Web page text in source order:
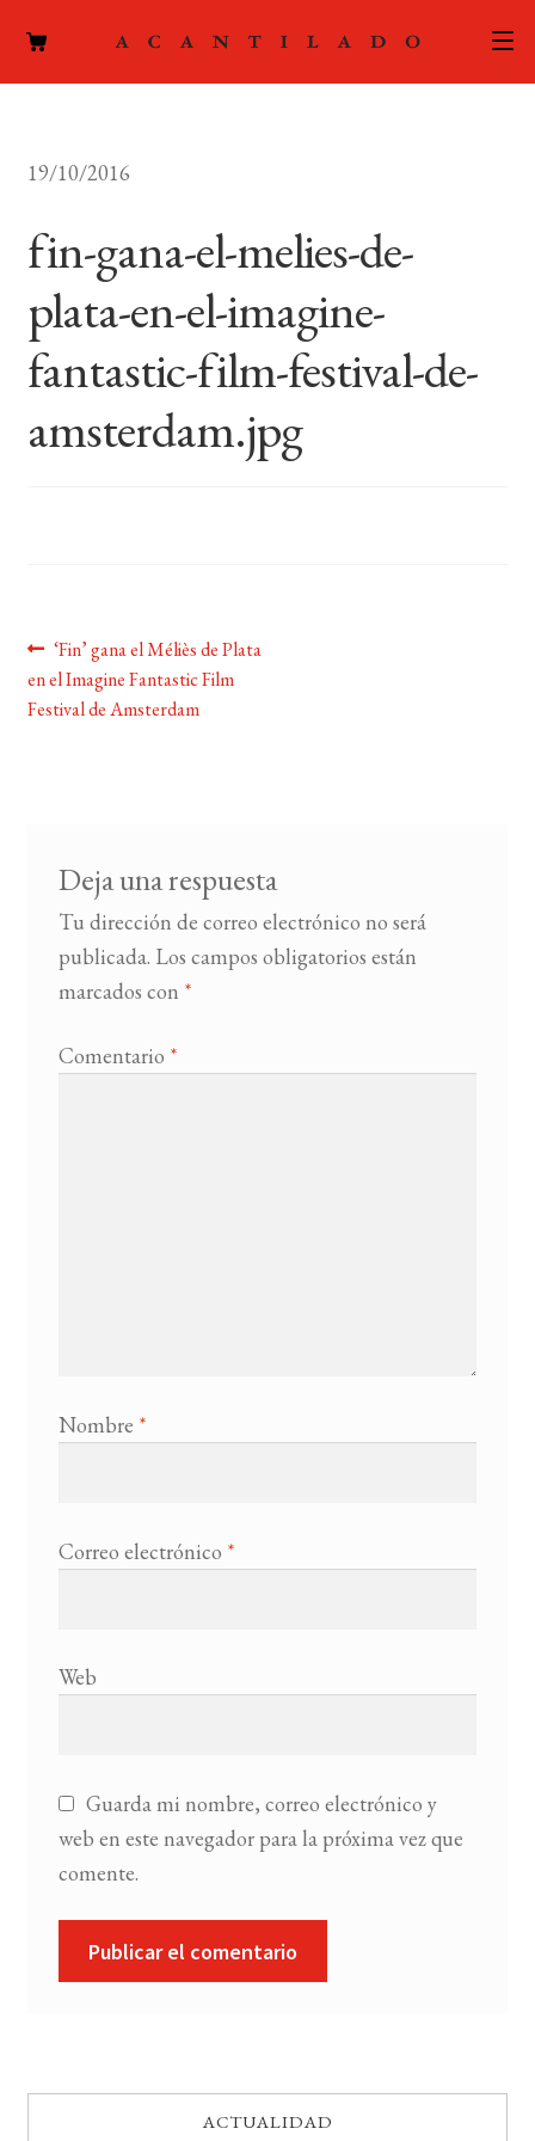
ACTUALIDAD
PODCAST
LA EDITORIAL
FOREIGN RIGHTS
LISTA DE LIBROS
19/10/2016
fin-gana-el-melies-de-
plata-en-el-imagine-
fantastic-film-festival-de-
amsterdam.jpg
Navegación
de
Anterior:
‘Fin’ gana el Méliès de Plata
en el Imagine Fantastic Film
Festival de Amsterdam
Deja una respuesta
Tu dirección de correo electrónico no será
publicada. Los campos obligatorios están
marcados con *
Comentario *
Nombre *
Correo electrónico *
Web
Guarda mi nombre, correo electrónico y
web en este navegador para la próxima vez que
comente.
ACTUALIDAD